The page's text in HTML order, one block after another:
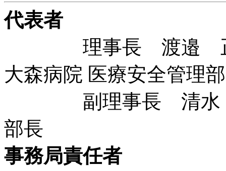
代表者
理事長 渡邉 正志
大森病院 医療安全管理
副理事長 清水
部長
事務局責任者